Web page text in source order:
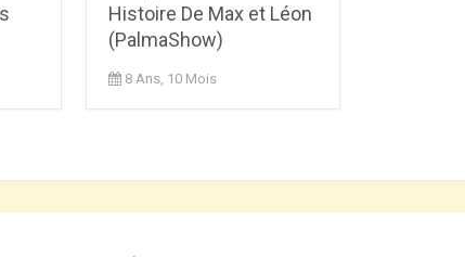
Histoire De Max et Léon
(PalmaShow)
8 Ans, 10 Mois